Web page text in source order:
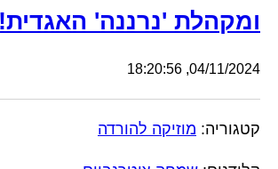
ומקהלת 'נרננה' האגדית!
04/11/2024, 18:20:56
קטגוריה: מוזיקה להורדה